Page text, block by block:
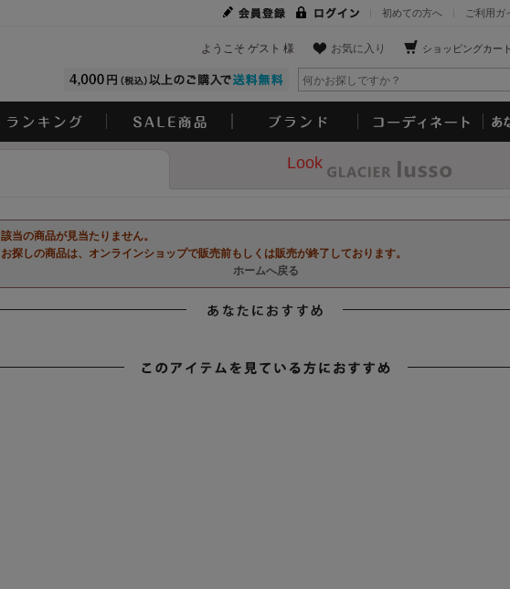
ご利用ガ
初めての方へ
ショッピングカー
お気に入り
ようこそ ゲスト 様
Look
該当の商品が見当たりません。
お探しの商品は、オンラインショップで販売前もしくは販売が終了しております。
ホームへ戻る